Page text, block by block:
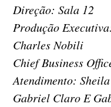
Direção: Sala 12
Produção
Charles Nobili
Chief Business
Atendimento:
Gabriel Claro E